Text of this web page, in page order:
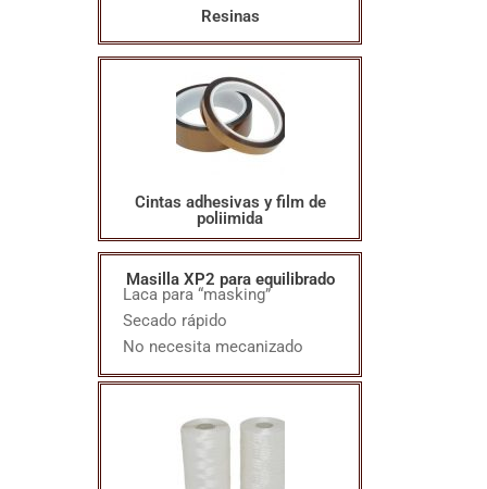
Resinas
Cintas adhesivas y film de
poliimida
Masilla XP2 para equilibrado
Laca para “masking”
Secado rápido
No necesita mecanizado